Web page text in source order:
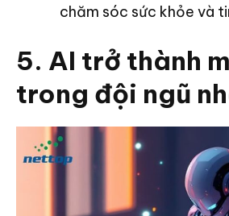
chăm sóc sức khỏe và
5. AI trở thành
trong đội ngũ